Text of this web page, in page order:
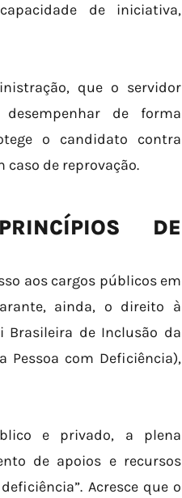
de iniciativa,
que o servidor
de forma
o candidato contra
de reprovação.
DE
aos cargos públicos em
ainda, o direito à
Brasileira de Inclusão da
Pessoa com Deficiência),
e privado, a plena
de apoios e recursos
Acresce que o